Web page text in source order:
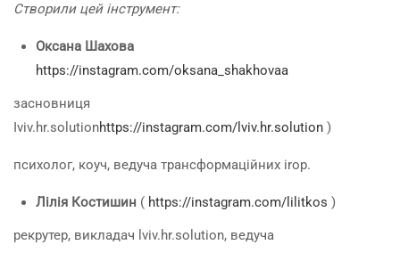
Створили цей інструмент:
Оксана Шахова
https://instagram.com/oksana_shakhovaa
засновниця
Iviv.hr.solutionhttps://instagram.com/lviv.hr.solution )
психолог, коуч, ведуча трансформаційних іrop.
Лілія Костишин ( https://instagram.com/lilitkos )
рекрутер, викладач lviv.hr.solution, ведуча